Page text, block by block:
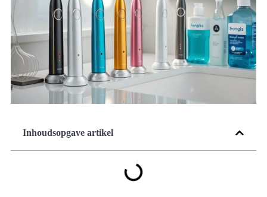
Inhoudsopgave artikel